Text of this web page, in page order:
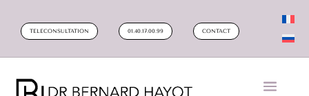
TELECONSULTATION 01.40.17.00.99 CONTACT